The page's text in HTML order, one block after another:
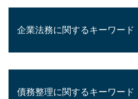
相続放棄 できない ケース
相続 離婚 子供
相続 生前対策
相続 借金
代襲相続 トラブル
交通事故 示談金 相場
交通事故 損害賠償 相場
交通事故 慰謝料 通院
交通事故 過失割合 納得でき
交通事故 慰謝料 税金
企業法務に関するキーワード
企業法務
企業法務 年収
債務整理に関するキーワード